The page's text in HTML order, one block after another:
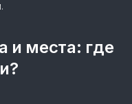
и места: где